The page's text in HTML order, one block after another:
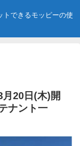
トできるモッピーの使
20日(木)開
ナント一